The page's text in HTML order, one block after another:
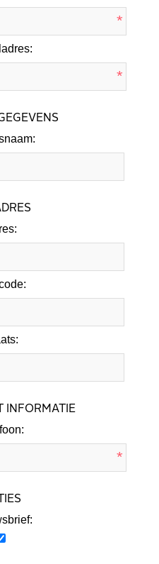
*
*
INFORMATIE
*